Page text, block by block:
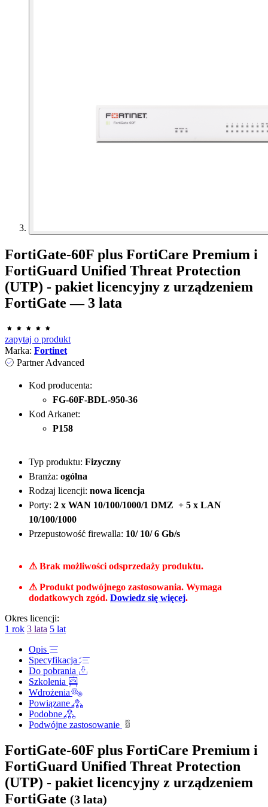
FortiGate-60F plus FortiCare Premium i
FortiGuard Unified Threat Protection
(UTP) - pakiet licencyjny z urządzeniem
FortiGate — 3 lata
zapytaj o produkt
Marka: Fortinet
Partner Advanced
Kod producenta:
FG-60F-BDL-950-36
Kod Arkanet:
P158
Typ produktu: Fizyczny
Branża: ogólna
Rodzaj licencji: nowa licencja
Porty: 2 x WAN 10/100/1000/1 DMZ + 5 x LAN
10/100/1000
Przepustowość firewalla: 10/ 10/ 6 Gb/s
⚠ Brak możliwości odsprzedaży produktu.
⚠ Produkt podwójnego zastosowania. Wymaga
dodatkowych zgód. Dowiedz się więcej.
Okres licencji:
1 rok 3 lata 5 lat
Opis
Specyfikacja
Do pobrania
Szkolenia
Wdrożenia
Powiązane
Podobne
Podwójne zastosowanie
FortiGate-60F plus FortiCare Premium i
FortiGuard Unified Threat Protection
(UTP) - pakiet licencyjny z urządzeniem
FortiGate (3 lata)